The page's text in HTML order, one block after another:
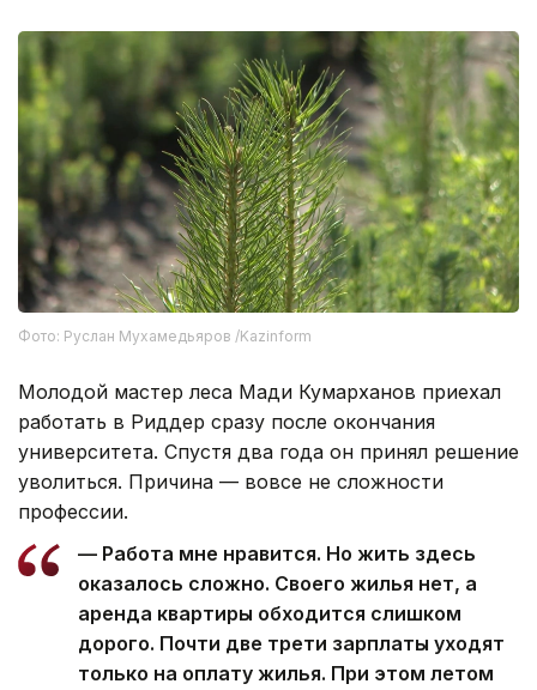
Фото: Руслан Мухамедьяров /Kazinform
Молодой мастер леса Мади Кумарханов приехал
работать в Риддер сразу после окончания
университета. Спустя два года он принял решение
уволиться. Причина — вовсе не сложности
профессии.
— Работа мне нравится. Но жить здесь
оказалось сложно. Своего жилья нет, а
аренда квартиры обходится слишком
дорого. Почти две трети зарплаты уходят
только на оплату жилья. При этом летом